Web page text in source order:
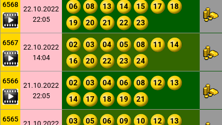
6568
22.10.2022
22:05
06 08 13 14 15 17
18
19
20 21 22 23
6567
22.10.2022
14:04
02 03 04 05 08 11
14
16
20 22 23 24
6566
21.10.2022
22:05
02 03 04 06 08 12
13
14
17 18 19 21
6565 03 05 06 09 10 12
13